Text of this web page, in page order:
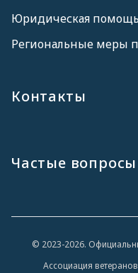
Юридическая помощь
Региональные меры
Контакты
Частые вопросы
© 2023-2026.
Ассоциация